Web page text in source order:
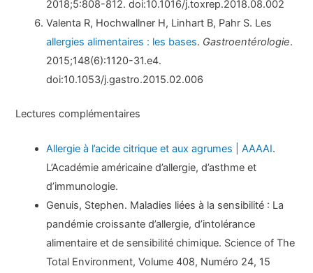
2018;5:808-812. doi:10.1016/j.toxrep.2018.08.002
Valenta R, Hochwallner H, Linhart B, Pahr S. Les
allergies alimentaires : les bases. Gastroentérologie.
2015;148(6):1120-31.e4.
doi:10.1053/j.gastro.2015.02.006
Lectures complémentaires
Allergie à l’acide citrique et aux agrumes | AAAAI.
L’Académie américaine d’allergie, d’asthme et
d’immunologie.
Genuis, Stephen. Maladies liées à la sensibilité : La
pandémie croissante d’allergie, d’intolérance
alimentaire et de sensibilité chimique. Science of The
Total Environment, Volume 408, Numéro 24, 15